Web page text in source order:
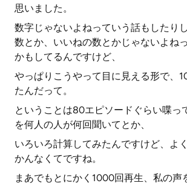
思いました。
数字じゃないよねっていう話もしたり
数とか、いいねの数とかじゃないよね
かもしてるんですけど、
やっぱりこうやって目に見える形で、
たんだって。
ということは80エピソードぐらい喋っ
を何人の人が何回聞いてとか、
いろいろ計算してみたんですけど、よ
かんなくてですね。
まあでもとにかく1000回再生、私の声